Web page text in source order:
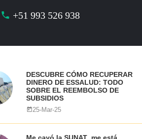
+51 993 526 938
DESCUBRE CÓMO RECUPERAR
DINERO DE ESSALUD: TODO
SOBRE EL REEMBOLSO DE
SUBSIDIOS
25-Mar-25